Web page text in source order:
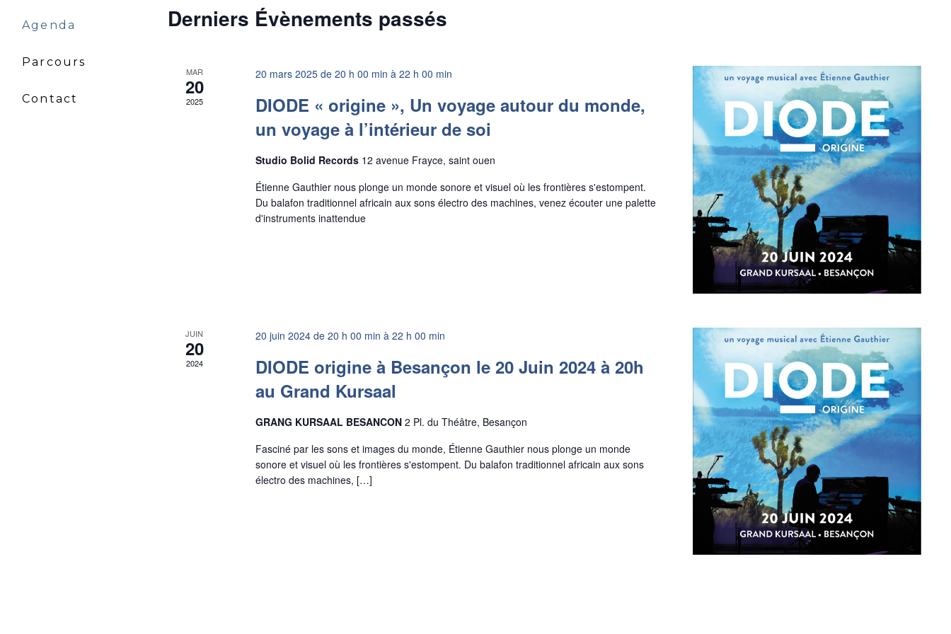
Agenda
Parcours
Contact
Derniers Évènements passés
MAR
20
2025
20 mars 2025 de 20 h 00 min à 22 h 00 min
DIODE « origine », Un voyage autour du monde,
un voyage à l’intérieur de soi
Studio Bolid Records 12 avenue Frayce, saint ouen
Étienne Gauthier nous plonge un monde sonore et visuel où les frontières s'estompent.
Du balafon traditionnel africain aux sons électro des machines, venez écouter une palette
d'instruments inattendue
JUIN
20
2024
20 juin 2024 de 20 h 00 min à 22 h 00 min
DIODE origine à Besançon le 20 Juin 2024 à 20h
au Grand Kursaal
GRANG KURSAAL BESANCON 2 Pl. du Théâtre, Besançon
Fasciné par les sons et images du monde, Étienne Gauthier nous plonge un monde
sonore et visuel où les frontières s'estompent. Du balafon traditionnel africain aux sons
électro des machines, […]